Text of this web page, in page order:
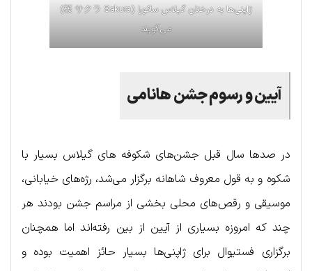
ژاپنی‌ها به درختان گیلاس ساکورا (桜 サクラ Sakura)
می‌گویند
آیین و رسوم جشنهانامی
در صدها سال قبل جشن‌های شکوفه‌ های گیلاس بسیار با
شکوه و به قول معروف شاهانه برگزار می‌شد، رژه‌های خیابانی،
موسیقی و رقص‌های محلی بخشی از مراسم جشن بودند هر
چند که امروزه بسیاری از آیین از بین رفته‌اند اما همچنان
برگزاری فستیوال برای ژاپنی‌ها بسیار حائز اهمیت بوده و